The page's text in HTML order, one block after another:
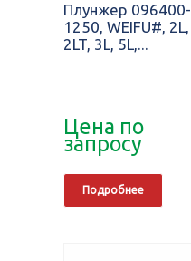
Плунжер 096400-
1250, WEIFU#, 2L,
2LT, 3L, 5L,...
Цена по
запросу
Подробнее